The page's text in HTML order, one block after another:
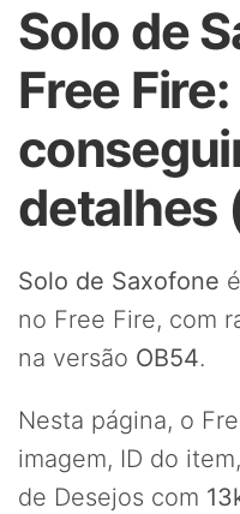
Solo de
Free
detalhes
Solo de Saxofone
no Free Fire, com
na versão OB54.
Nesta página, o
imagem, ID do
de Desejos com